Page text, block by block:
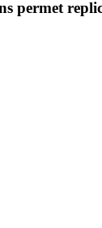
permet